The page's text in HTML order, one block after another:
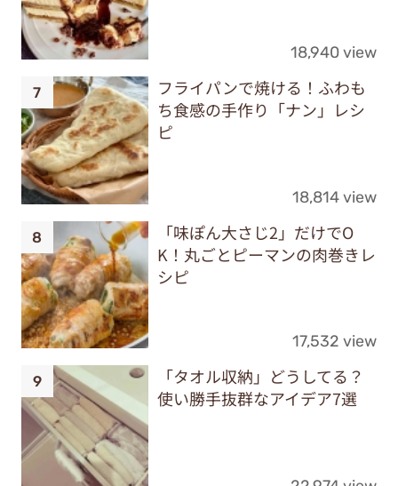
18,940 view
フライパンで焼ける！ふわも
ち食感の手作り「ナン」レシ
ピ
18,814 view
「味ぽん大さじ2」だけでO
K！丸ごとピーマンの肉巻きレ
シピ
17,532 view
「タオル収納」どうしてる？
使い勝手抜群なアイデア7選